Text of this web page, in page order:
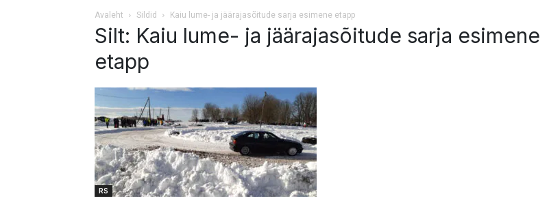
Avaleht Sildid Kaiu lume- ja jäärajasõitude sarja esimene etapp
Silt: Kaiu lume- ja jäärajasõitude sarja esimene
etapp
RS